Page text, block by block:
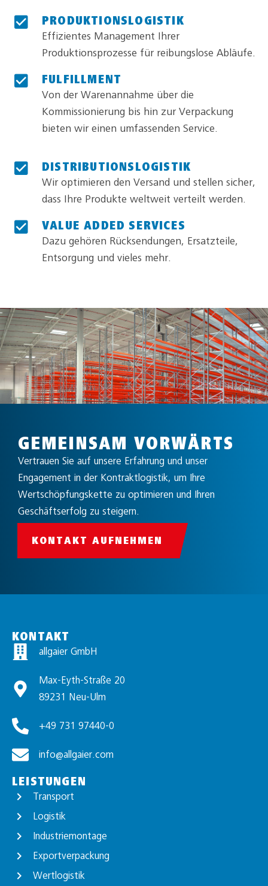
PRODUKTIONSLOGISTIK
Effizientes Management Ihrer
Produktionsprozesse für reibungslose Abläufe.
FULFILLMENT
Von der Warenannahme über die
Kommissionierung bis hin zur Verpackung
bieten wir einen umfassenden Service.
DISTRIBUTIONSLOGISTIK
Wir optimieren den Versand und stellen sicher,
dass Ihre Produkte weltweit verteilt werden.
VALUE ADDED SERVICES
Dazu gehören Rücksendungen, Ersatzteile,
Entsorgung und vieles mehr.
GEMEINSAM VORWÄRTS
Vertrauen Sie auf unsere Erfahrung und unser
Engagement in der Kontraktlogistik, um Ihre
Wertschöpfungskette zu optimieren und Ihren
Geschäftserfolg zu steigern.
KONTAKT AUFNEHMEN
KONTAKT
allgaier GmbH
Max-Eyth-Straße 20
89231 Neu-Ulm
+49 731 97440-0
info@allgaier.com
LEISTUNGEN
Transport
Logistik
Industriemontage
Exportverpackung
Wertlogistik